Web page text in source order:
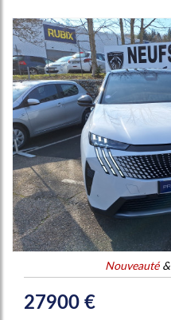
Nouveauté&
27900 €